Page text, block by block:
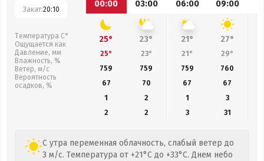
Закат:20:10
Температура С°
Ощущается как
Давление, мм
Влажность, %
Ветер, м/с
Вероятность
осадков, %
00:00
03:00 06:00 09:00
25° 23° 21° 27°
25° 23° 21° 29°
759
759 759 760
67
70 67 67
1
2 1
3
2
2 3 31
С утра переменная облачность, слабый ветер до
3 м/с. Температура от +21°C до +33°C. Днем небо